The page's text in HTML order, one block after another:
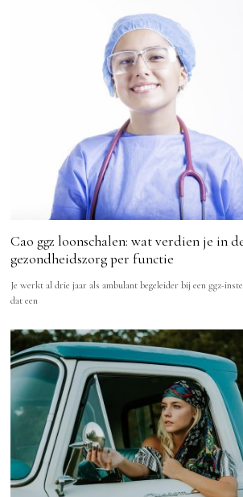
Cao ggz loonschalen: wat verdien je in
gezondheidszorg per functie
Je werkt al drie jaar als ambulant begeleider bij een ggz-
dat een